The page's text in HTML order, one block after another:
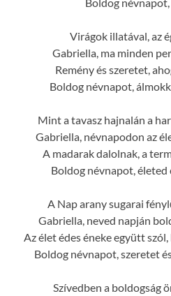
Virágok illatával, az
Gabriella, ma minden
Remény és szeretet,
Boldog névnapot,
Mint a tavasz hajnalán a
Gabriella, névnapodon az
A madarak dalolnak, a
Boldog névnapot, életed
A Nap arany sugarai
Gabriella, neved napján
Az élet édes éneke együtt
Boldog névnapot, szeretet
Szívedben a boldogság